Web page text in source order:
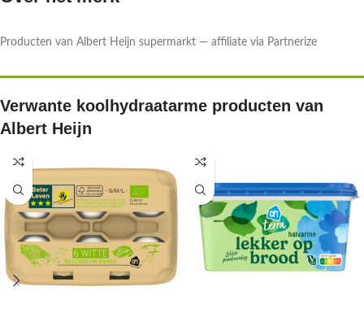
Producten van Albert Heijn supermarkt — affiliate via Partnerize
Verwante koolhydraatarme producten van
Albert Heijn